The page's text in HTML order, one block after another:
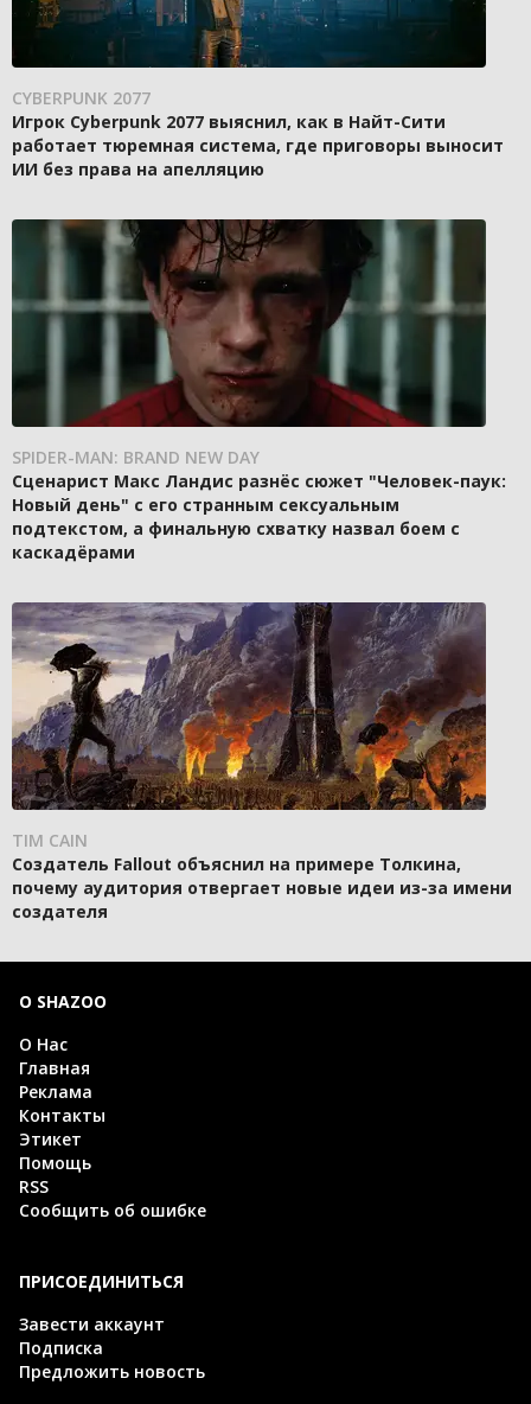
CYBERPUNK 2077
Игрок Cyberpunk 2077 выяснил, как в Найт-Сити
работает тюремная система, где приговоры выносит
ИИ без права на апелляцию
SPIDER-MAN: BRAND NEW DAY
Сценарист Макс Ландис разнёс сюжет "Человек-паук:
Новый день" с его странным сексуальным
подтекстом, а финальную схватку назвал боем с
каскадёрами
TIM CAIN
Создатель Fallout объяснил на примере Толкина,
почему аудитория отвергает новые идеи из-за имени
создателя
О SHAZOO
О Нас
Главная
Реклама
Контакты
Этикет
Помощь
RSS
Сообщить об ошибке
ПРИСОЕДИНИТЬСЯ
Завести аккаунт
Подписка
Предложить новость